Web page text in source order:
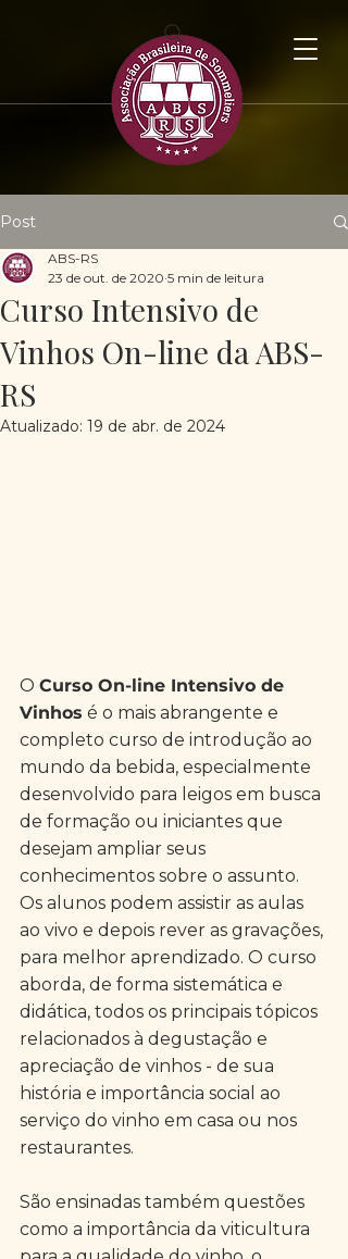
Post
Curso Intensivo de
Vinhos On-line da ABS-
RS
ABS-RS
23 de out. de 2020 5 min de leitura
Atualizado: 19 de abr. de 2024
O Curso On-line Intensivo de
Vinhos é o mais abrangente e
completo curso de introdução ao
mundo da bebida, especialmente
desenvolvido para leigos em busca
de formação ou iniciantes que
desejam ampliar seus
conhecimentos sobre o assunto.
Os alunos podem assistir as aulas
ao vivo e depois rever as gravações,
para melhor aprendizado. O curso
aborda, de forma sistemática e
didática, todos os principais tópicos
relacionados à degustação e
apreciação de vinhos - de sua
história e importância social ao
serviço do vinho em casa ou nos
restaurantes.
São ensinadas também questões
como a importância da viticultura